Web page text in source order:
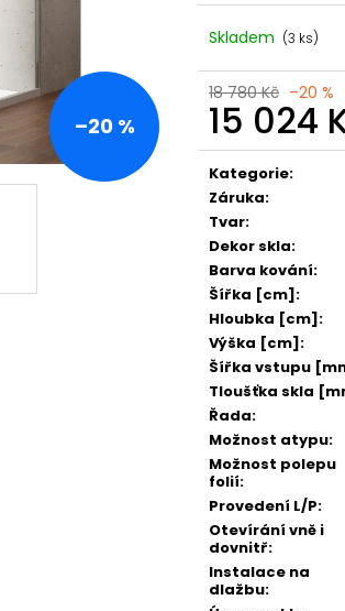
Skladem (3 ks)
18 780 Kč –20 %
15 024
Měrná
cena:
Kategorie:
Záruka:
Tvar:
Dekor skla:
Barva kování:
Šířka [cm]:
Hloubka [cm]:
Výška [cm]:
Šířka vstupu
Tloušťka skla
Řada:
Možnost atypu:
Možnost polepu
folií:
Provedení L/P:
Otevírání vně i
dovnitř:
Instalace na
dlažbu:
–20 %
6 550 Kč
16